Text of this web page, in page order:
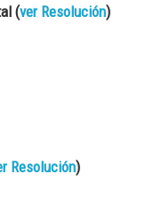
(ver Resolución)
Resolución)